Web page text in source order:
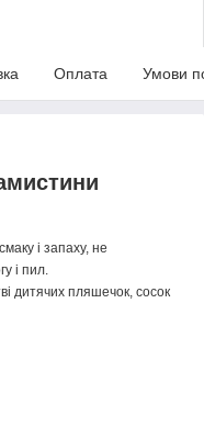
Оплата Умови
і запаху, не
і пил.
дитячих пляшечок, сосок